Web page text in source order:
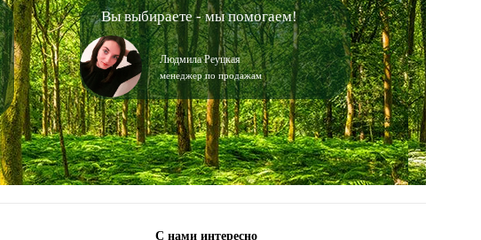
Вы выбираете - мы помогаем!
Людмила Реуцкая
менеджер по продажам
С нами интересно